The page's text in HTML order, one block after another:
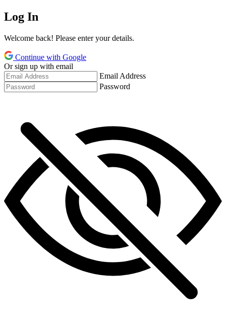
Log In
Welcome back! Please enter your details.
Continue with Google
Or sign up with email
Email Address
Password